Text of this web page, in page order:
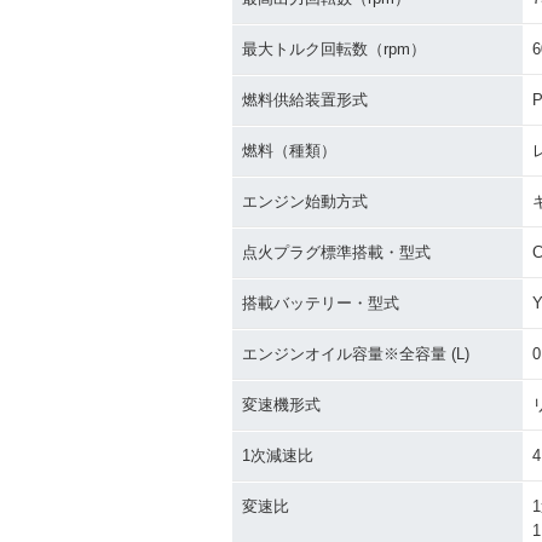
最大トルク回転数（rpm）
燃料供給装置形式
燃料（種類）
エンジン始動方式
点火プラグ標準搭載・型式
搭載バッテリー・型式
エンジンオイル容量※全容量 (L)
変速機形式
1次減速比
変速比